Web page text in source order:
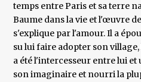
temps entre Paris et sa terre
Baume dans la vie et l'œuvre
s'explique par l'amour. Il a
su lui faire adopter son
a été l'intercesseur entre lui
son imaginaire et nourri la